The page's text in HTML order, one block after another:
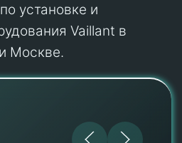
установке и
Vaillant в
Москве.